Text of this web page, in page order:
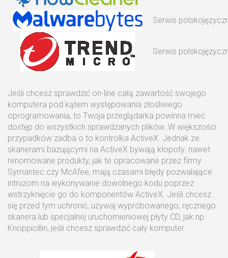
Serwis
Serwis
Jeśli chcesz sprawdzić on-line całą zawartość swojego
komputera pod kątem występowania złośliwego
oprogramowania, to Twoja przeglądarka powinna mieć
dostęp do wszystkich sprawdzanych plików. W większości
przypadków zadba o to kontrolka ActiveX. Jednak ze
skanerami bazującymi na ActiveX bywają kłopoty: nawet
renomowane produkty, jak te opracowane przez firmy
Symantec czy McAfee, mają czasami błędy pozwalające
intruzom na wykonywanie dowolnego kodu poprzez
wstrzyknięcie go do komponentów ActiveX. Jeśli chcesz
się przed tym uchronić, używaj wypróbowanego, ręcznego
skanera lub specjalnej uruchomieniowej płyty CD, jak np.
Knoppicillin, jeśli chcesz sprawdzić cały komputer.